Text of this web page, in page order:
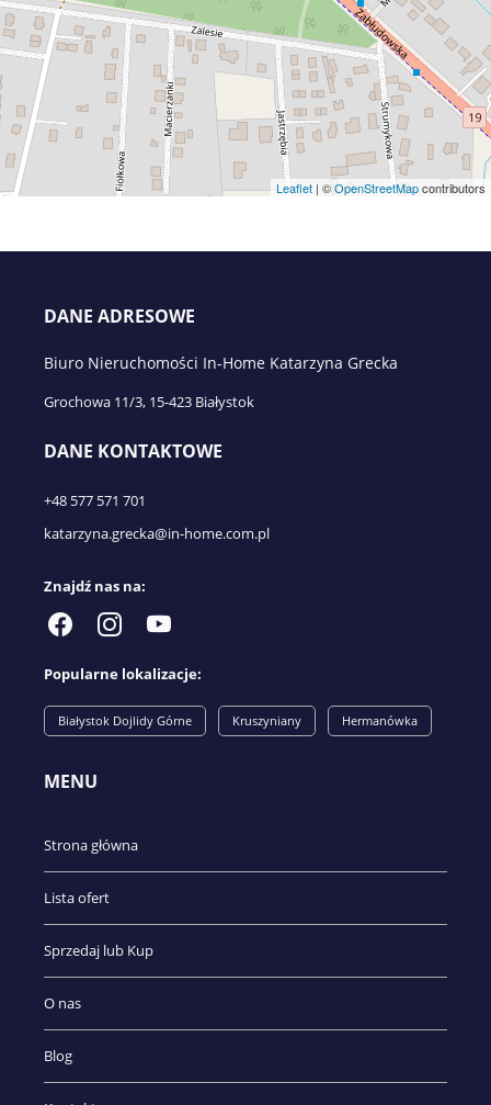
Leaflet | ©OpenStreetMapcontributors
DANE ADRESOWE
Biuro Nieruchomości In-Home Katarzyna Grecka
Grochowa 11/3, 15-423 Białystok
DANE KONTAKTOWE
+48 577 571 701
katarzyna.grecka@in-home.com.pl
Znajdź nas na:
Popularne lokalizacje:
Białystok Dojlidy Górne Kruszyniany Hermanówka
MENU
Strona główna
Lista ofert
Sprzedaj lub Kup
O nas
Blog